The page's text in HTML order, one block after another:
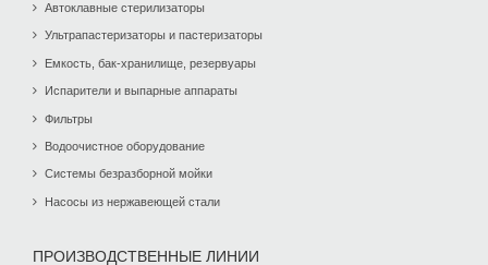
Автоклавные стерилизаторы
Ультрапастеризаторы и пастеризаторы
Емкость, бак-хранилище, резервуары
Испарители и выпарные аппараты
Фильтры
Водоочистное оборудование
Системы безразборной мойки
Насосы из нержавеющей стали
ПРОИЗВОДСТВЕННЫЕ ЛИНИИ